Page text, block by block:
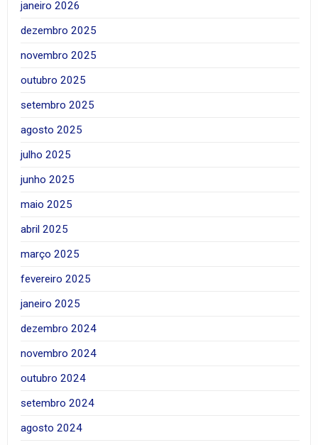
janeiro 2026
dezembro 2025
novembro 2025
outubro 2025
setembro 2025
agosto 2025
julho 2025
junho 2025
maio 2025
abril 2025
março 2025
fevereiro 2025
janeiro 2025
dezembro 2024
novembro 2024
outubro 2024
setembro 2024
agosto 2024